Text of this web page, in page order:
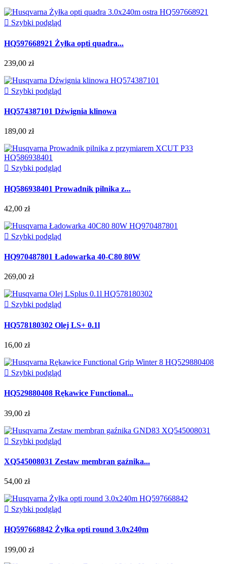
 Szybki podgląd
HQ597668921 Żyłka opti quadra...
239,00 zł
 Szybki podgląd
HQ574387101 Dźwignia klinowa
189,00 zł
 Szybki podgląd
HQ586938401 Prowadnik pilnika z...
42,00 zł
 Szybki podgląd
HQ970487801 Ładowarka 40-C80 80W
269,00 zł
 Szybki podgląd
HQ578180302 Olej LS+ 0.1l
16,00 zł
 Szybki podgląd
HQ529880408 Rękawice Functional...
39,00 zł
 Szybki podgląd
XQ545008031 Zestaw membran gaźnika...
54,00 zł
 Szybki podgląd
HQ597668842 Żyłka opti round 3.0x240m
199,00 zł